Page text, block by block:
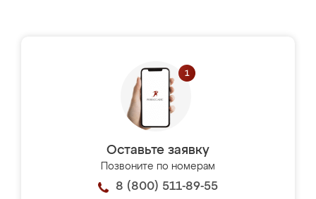
Оставьте заявку
Позвоните по номерам
8 (800) 511-89-55